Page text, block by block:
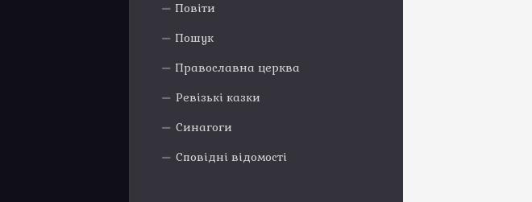
Повіти
Пошук
Православна церква
Ревізькі казки
Синагоги
Сповідні відомості